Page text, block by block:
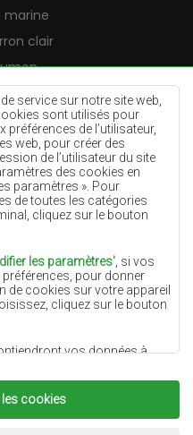
service sur notre site web,
sont utilisés pour
préférences de l’utilisateur,
web, pour créer des
de l’utilisateur du site
des cookies en
paramètres ». Pour
de toutes les catégories
cliquez sur le bouton
les paramètres' , si vos
pour donner
de cookies sur votre appareil
cliquez sur le bouton
vos données à
(DYWANYCHEMEX)
de services de haute
de marketing du
et de ses Partenaires de
cookies
marine
clair
cuite